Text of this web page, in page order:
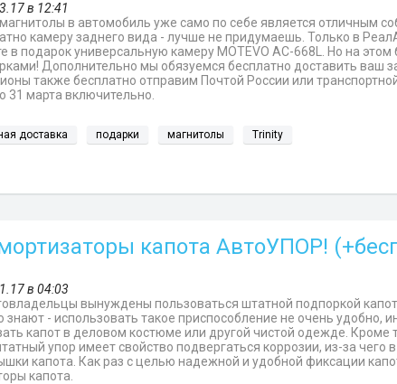
в 12:41
в автомобиль уже само по себе является отличным
камеру заднего вида - лучше не придумаешь. Только в
в подарок универсальную камеру MOTEVO AC-668L. Но на
Дополнительно мы обязуемся бесплатно доставить ваш
также бесплатно отправим Почтой России или
31 марта включительно.
доставка подарки магнитолы
Trinity
капота АвтоУПОР!
в 04:03
вынуждены пользоваться штатной подпоркой
знают - использовать такое приспособление не очень удобно,
капот в деловом костюме или другой чистой одежде. Кроме
упор имеет свойство подвергаться коррозии, из-за
капота. Как раз с целью надежной и удобной фиксации
капота.